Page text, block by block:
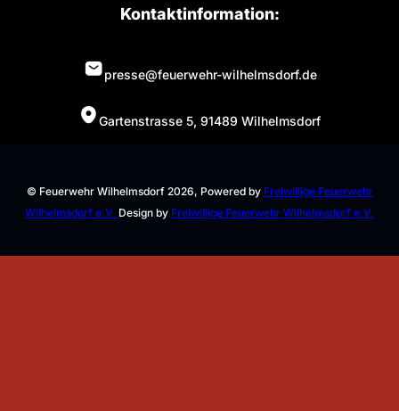
Kontaktinformation:
presse@feuerwehr-wilhelmsdorf.de
Gartenstrasse 5, 91489 Wilhelmsdorf
© Feuerwehr Wilhelmsdorf 2026, Powered by Freiwillige Feuerwehr
Wilhelmsdorf e.V. Design by Freiwillige Feuerwehr Wilhelmsdorf e.V.